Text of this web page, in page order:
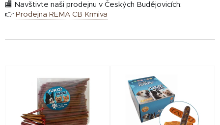
🏬 Navštivte naši prodejnu v Českých Budějovicích:
👉 Prodejna REMA CB Krmiva